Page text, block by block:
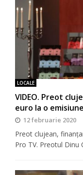
LOCALE
VIDEO. Preot
euro la o
12 februarie 2020
Preot clujean,
Pro TV. Preotul Dinu